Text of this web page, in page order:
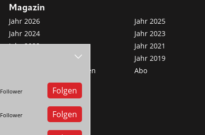
Magazin
Jahr 2026
Jahr 2025
Jahr 2024
Jahr 2023
Jahr 2022
Jahr 2021
Jahr 2019
Sonderveröffentlichungen
Abo
Follower Folgen
Follower Folgen